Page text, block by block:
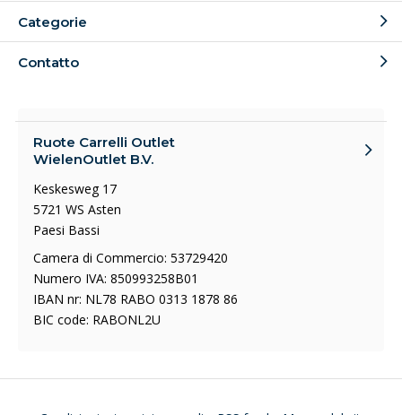
Categorie
Contatto
Ruote Carrelli Outlet
WielenOutlet B.V.
Keskesweg 17
5721 WS Asten
Paesi Bassi
Camera di Commercio: 53729420
Numero IVA: 850993258B01
IBAN nr: NL78 RABO 0313 1878 86
BIC code: RABONL2U